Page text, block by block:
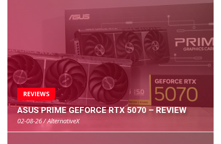
REVIEWS
ASUS PRIME GEFORCE RTX 5070 – REVIEW
02-08-26 / AlternativeX